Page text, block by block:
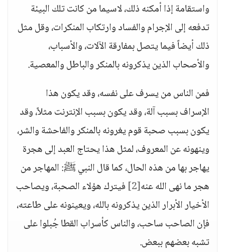
واستقامة إذا أمكنه ذلك، لاسيما من كانت تلك البيئة
تدفعه إلى الإجرام والفساد وارتكاب المنكرات، وقل مثل
ذلك أيضاً فيما يتصل بمفارقة الآلات، والأسباب،
والأصحاب الذين يذكرونه بالمنكر والباطل والمعصية.
فمن الناس من يسرف على نفسه، وقد يكون هذا
الإسراف بسبب آلة، وقد يكون بسبب الإنترنت مثلاً، وقد
يكون بسبب صحبة قوم يغرونه بالمنكر والفاحشة والشر،
وينهونه عن المعروف، لمثل هذا يحتاج العبد إلى هجرة
يهاجر بها من هذه الحال، كما قال النبي ﷺ: المهاجر من
هجر ما نهى الله عنه[2]
فيترك هؤلاء الصحبة، ويصاحب
الأخيار الأبرار الذين يذكرونه بالله، ويعينونه على طاعته،
فإن الصاحب ساحب، والناس كأسراب القطا جُبلوا على
تشبه بعضهم ببعض.